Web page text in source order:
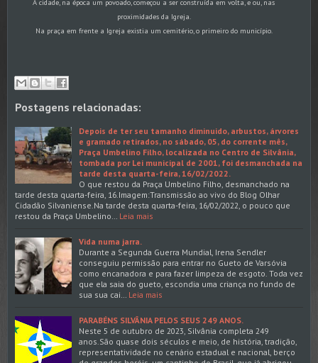
A cidade, na época um povoado, começou a ser construída em volta, e ou, nas
proximidades da Igreja.
Na praça em frente a Igreja existia um cemitério, o primeiro do município.
Postagens relacionadas:
Depois de ter seu tamanho diminuido, arbustos, árvores
e gramado retirados, no sábado, 05, do corrente mês,
Praça Umbelino Filho, localizada no Centro de Silvânia,
tombada por Lei municipal de 2001, foi desmanchada na
tarde desta quarta-feira, 16/02/2022.
O que restou da Praça Umbelino Filho, desmanchado na
tarde desta quarta-feira, 16.Imagem:Transmissão ao vivo do Blog Olhar
Cidadão Silvaniense.Na tarde desta quarta-feira, 16/02/2022, o pouco que
restou da Praça Umbelino… Leia mais
Vida numa jarra.
Durante a Segunda Guerra Mundial, Irena Sendler
conseguiu permissão para entrar no Gueto de Varsóvia
como encanadora e para fazer limpeza de esgoto. Toda vez
que ela saia do gueto, escondia uma criança no fundo de
sua sua cai… Leia mais
PARABÉNS SILVÂNIA PELOS SEUS 249 ANOS.
Neste 5 de outubro de 2023, Silvânia completa 249
anos.São quase dois séculos e meio, de história, tradição,
representatividade no cenário estadual e nacional, berço